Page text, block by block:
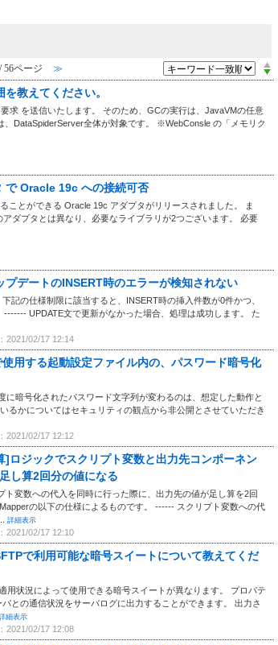
56ページ ≫
教えてください。
求 を送信いたします。 そのため、GCの実行は、JavaVMの任意
DataSpiderServer全体が対象です。 ※WebConsle の「メモリク
で Oracle 19c への接続可否
ことができる Oracle 19c アダプタがリリースされました。 ま
ダプタとは異なり、必要なライブラリが2つございます。 必要
デートのINSERT時のエラーが検知されない
記の仕様制限に該当すると、INSERT時の挿入件数が0件かつ、
UPDATE文で更新がなかった場合、処理は成功します。 た
2021/02/17 12:14
用する起動設定ファイル内の、パスワード暗号化
暗号化されたパスワード文字列が変わるのは、想定した動作と
るかについてはセキュリティの観点から非公開とさせていただき
2021/02/17 12:12
ジックでスクリプト変数と出力先コンポーネン
し算2回分の値になる
変数への代入を同時に行った際に、出力先の値が足し算を2回
の以下の仕様によるものです。 ------ スクリプト変数への代
詳細表示
2021/02/17 12:10
で利用可能な暗号スイートについて教えてくだ
用状況によって使用できる暗号スイートが異なります。 プロパテ
との通信状況をサーバログに出力することができます。 出力さ
細表示
2021/02/17 12:08